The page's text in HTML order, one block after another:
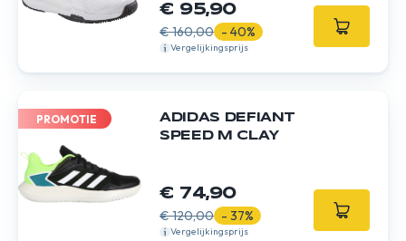
€ 95,90
€ 160,00 - 40%
Vergelijkingsprijs
PROMOTIE
ADIDAS DEFIANT
SPEED M CLAY
€ 74,90
€ 120,00 - 37%
Vergelijkingsprijs